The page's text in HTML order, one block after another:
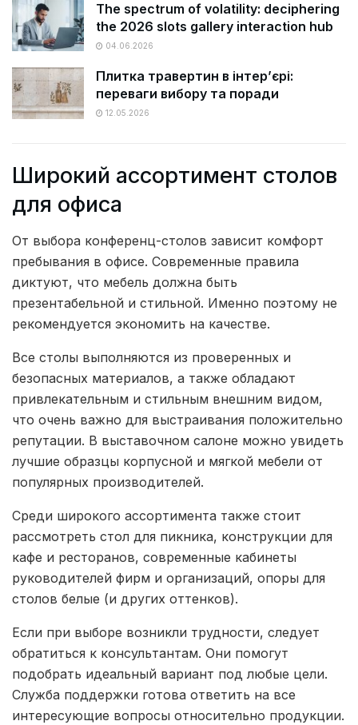
The spectrum of volatility: deciphering
the 2026 slots gallery interaction hub
04.06.2026
Плитка травертин в інтер’єрі:
переваги вибору та поради
12.05.2026
Широкий ассортимент столов
для офиса
От выбора конференц-столов зависит комфорт
пребывания в офисе. Современные правила
диктуют, что мебель должна быть
презентабельной и стильной. Именно поэтому не
рекомендуется экономить на качестве.
Все столы выполняются из проверенных и
безопасных материалов, а также обладают
привлекательным и стильным внешним видом,
что очень важно для выстраивания положительно
репутации. В выставочном салоне можно увидеть
лучшие образцы корпусной и мягкой мебели от
популярных производителей.
Среди широкого ассортимента также стоит
рассмотреть стол для пикника, конструкции для
кафе и ресторанов, современные кабинеты
руководителей фирм и организаций, опоры для
столов белые (и других оттенков).
Если при выборе возникли трудности, следует
обратиться к консультантам. Они помогут
подобрать идеальный вариант под любые цели.
Служба поддержки готова ответить на все
интересующие вопросы относительно продукции.